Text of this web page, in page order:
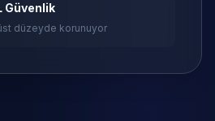
Güvenlik
düzeyde korunuyor